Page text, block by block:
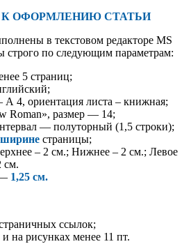
К ОФОРМЛЕНИЮ СТАТЬИ
в текстовом редакторе MS
строго по следующим параметрам:
5 страниц;
А 4, ориентация листа – книжная;
Roman», размер — 14;
— полуторный (1,5 строки);
страницы;
– 2 см.; Нижнее – 2 см.; Левое
см.
1,25 см.
ссылок;
на рисунках менее 11 пт.